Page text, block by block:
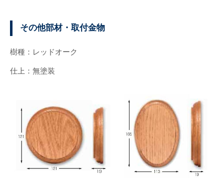
その他部材・取付金物
樹種：レッドオーク
仕上：無塗装